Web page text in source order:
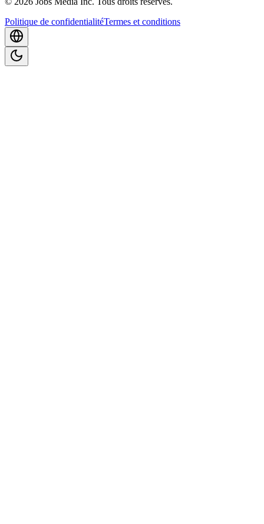
Politique de confidentialitéTermes et conditions